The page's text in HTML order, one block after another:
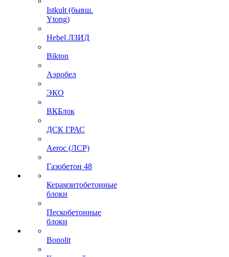
Istkult (бывш.
Ytong)
Hebel ЛЗИД
Bikton
Аэробел
ЭКО
ВКБлок
ДСК ГРАС
Aeroc (ЛСР)
Газобетон 48
Керамзитобетонные
блоки
Пескобетонные
блоки
Bonolit